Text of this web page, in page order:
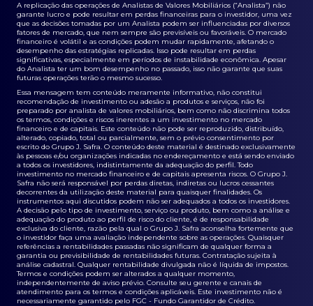
A replicação das operações de Analistas de Valores Mobiliários (“Analista”) não
garante lucro e pode resultar em perdas financeiras para o investidor, uma vez
que as decisões tomadas por um Analista podem ser influenciadas por diversos
fatores de mercado, que nem sempre são previsíveis ou favoráveis. O mercado
financeiro é volátil e as condições podem mudar rapidamente, afetando o
desempenho das estratégias replicadas. Isso pode resultar em perdas
significativas, especialmente em períodos de instabilidade econômica. Apesar
do Analista ter um bom desempenho no passado, isso não garante que suas
futuras operações terão o mesmo sucesso.
Essa mensagem tem conteúdo meramente informativo, não constitui
recomendação de investimento ou adesão a produtos e serviços, não foi
preparado por analista de valores mobiliários, bem como não discrimina todos
os termos, condições e riscos inerentes a um investimento no mercado
financeiro e de capitais. Este conteúdo não pode ser reproduzido, distribuído,
alterado, copiado, total ou parcialmente, sem o prévio consentimento por
escrito do Grupo J. Safra. O conteúdo deste material é destinado exclusivamente
às pessoas e/ou organizações indicadas no endereçamento e está sendo enviado
a todos os investidores, indistintamente da adequação do perfil. Todo
investimento no mercado financeiro e de capitais apresenta riscos. O Grupo J.
Safra não será responsável por perdas diretas, indiretas ou lucros cessantes
decorrentes da utilização deste material para quaisquer finalidades. Os
instrumentos aqui discutidos podem não ser adequados a todos os investidores.
A decisão pelo tipo de investimento, serviço ou produto, bem como a análise e
adequação do produto ao perfil de risco do cliente, é de responsabilidade
exclusiva do cliente, razão pela qual o Grupo J. Safra aconselha fortemente que
o investidor faça uma avaliação independente sobre as operações. Quaisquer
referências a rentabilidades passadas não significam de qualquer forma a
garantia ou previsibilidade de rentabilidades futuras. Contratação sujeita à
análise cadastral. Qualquer rentabilidade divulgada não é líquida de impostos.
Termos e condições podem ser alterados a qualquer momento,
independentemente de aviso prévio. Consulte seu gerente e canais de
atendimento para os termos e condições aplicáveis. Este investimento não é
necessariamente garantido pelo FGC - Fundo Garantidor de Crédito.